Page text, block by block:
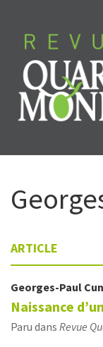
contenu
ARTICLE
Georges-Paul
Naissance
Paru dans Revue